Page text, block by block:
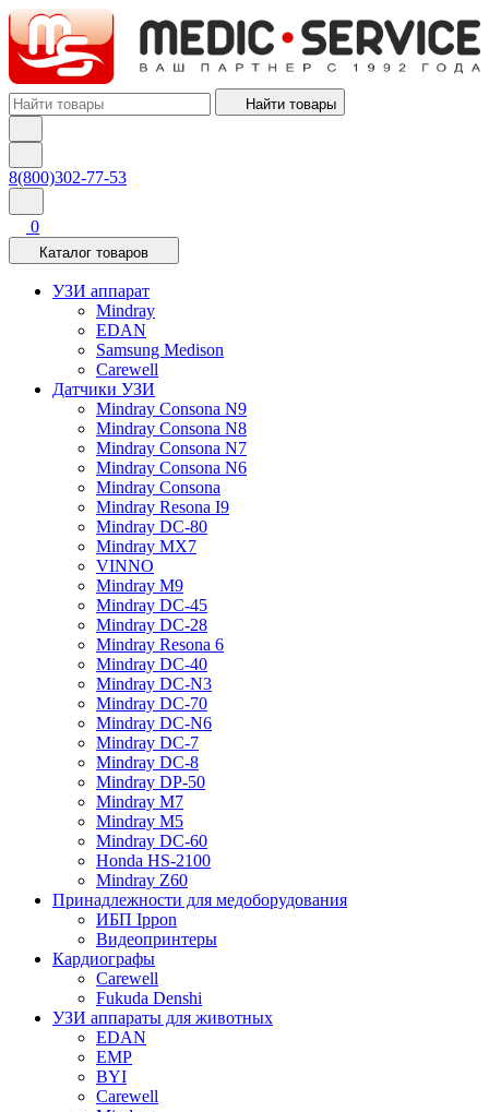
Найти товары
8(800)302-77-53
0
Каталог товаров
УЗИ аппарат
Mindray
EDAN
Samsung Medison
Carewell
Датчики УЗИ
Mindray Consona N9
Mindray Consona N8
Mindray Consona N7
Mindray Consona N6
Mindray Consona
Mindray Resona I9
Mindray DC-80
Mindray MX7
VINNO
Mindray M9
Mindray DC-45
Mindray DC-28
Mindray Resona 6
Mindray DC-40
Mindray DC-N3
Mindray DC-70
Mindray DC-N6
Mindray DC-7
Mindray DC-8
Mindray DP-50
Mindray M7
Mindray M5
Mindray DC-60
Honda HS-2100
Mindray Z60
Принадлежности для медоборудования
ИБП Ippon
Видеопринтеры
Кардиографы
Carewell
Fukuda Denshi
УЗИ аппараты для животных
EDAN
EMP
BYI
Carewell